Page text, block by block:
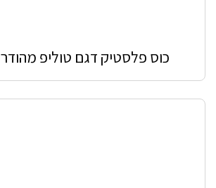
כוס פלסטיק דגם טוליפ מהודר 250 מ"ל